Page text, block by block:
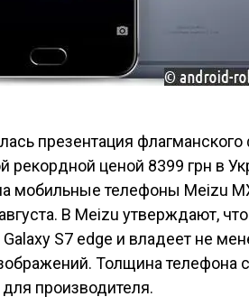
презентация
рекордной ценой 8399 грн в
мобильные телефоны Meizu
В Meizu утверждают,
S7 еdge и владеет не
Толщина телефона
производителя.